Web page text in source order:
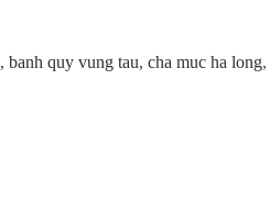
, banh quy vung tau, cha muc ha long,